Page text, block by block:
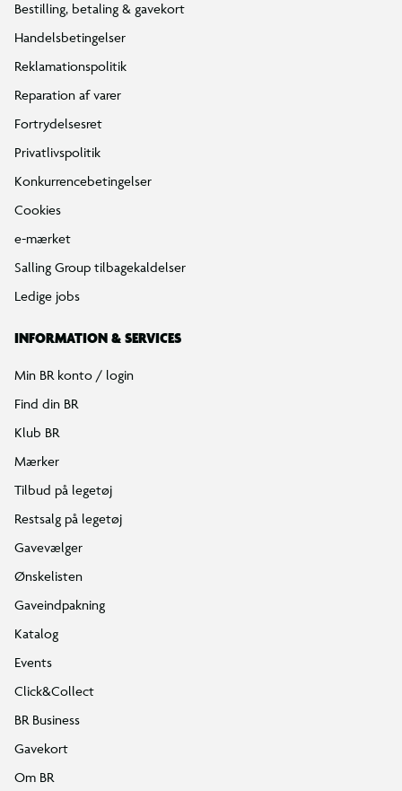
Bestilling, betaling & gavekort
Handelsbetingelser
Reklamationspolitik
Reparation af varer
Fortrydelsesret
Privatlivspolitik
Konkurrencebetingelser
Cookies
e-mærket
Salling Group tilbagekaldelser
Ledige jobs
INFORMATION & SERVICES
Min BR konto / login
Find din BR
Klub BR
Mærker
Tilbud på legetøj
Restsalg på legetøj
Gavevælger
Ønskelisten
Gaveindpakning
Katalog
Events
Click&Collect
BR Business
Gavekort
Om BR